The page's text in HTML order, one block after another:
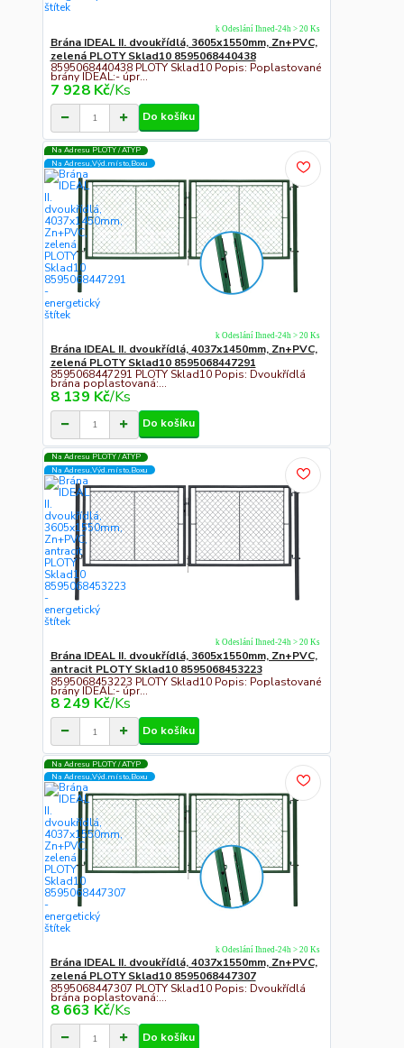
Brána IDEAL II. dvoukřídlá, 3605x1550mm, Zn+PVC,
zelená PLOTY Sklad10 8595068440438
8595068440438 PLOTY Sklad10 Popis: Poplastované
brány IDEAL:- úpr...
7 928 Kč/Ks
k Odeslání Ihned-24h > 20 Ks
Do košíku
Na Adresu PLOTY / ATYP
Na Adresu,Výd.místo,Boxu
Brána IDEAL II. dvoukřídlá, 4037x1450mm, Zn+PVC,
zelená PLOTY Sklad10 8595068447291
8595068447291 PLOTY Sklad10 Popis: Dvoukřídlá
brána poplastovaná:...
8 139 Kč/Ks
k Odeslání Ihned-24h > 20 Ks
Do košíku
Na Adresu PLOTY / ATYP
Na Adresu,Výd.místo,Boxu
Brána IDEAL II. dvoukřídlá, 3605x1550mm, Zn+PVC,
antracit PLOTY Sklad10 8595068453223
8595068453223 PLOTY Sklad10 Popis: Poplastované
brány IDEAL:- úpr...
8 249 Kč/Ks
k Odeslání Ihned-24h > 20 Ks
Do košíku
Na Adresu PLOTY / ATYP
Na Adresu,Výd.místo,Boxu
Brána IDEAL II. dvoukřídlá, 4037x1550mm, Zn+PVC,
zelená PLOTY Sklad10 8595068447307
8595068447307 PLOTY Sklad10 Popis: Dvoukřídlá
brána poplastovaná:...
8 663 Kč/Ks
k Odeslání Ihned-24h > 20 Ks
Do košíku